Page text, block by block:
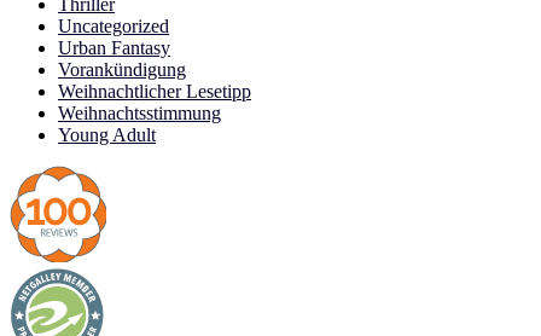
Uncategorized
Urban Fantasy
Vorankündigung
Weihnachtlicher Lesetipp
Weihnachtsstimmung
Young Adult